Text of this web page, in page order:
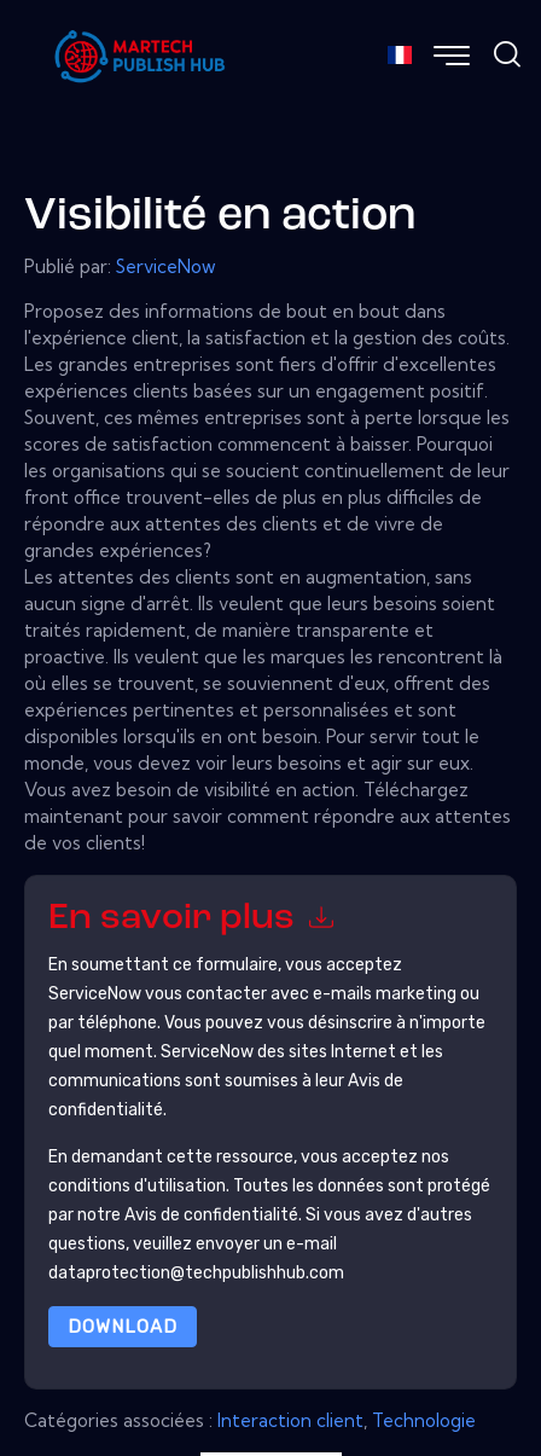
Visibilité en action
Publié par: ServiceNow
Proposez des informations de bout en bout dans
l'expérience client, la satisfaction et la gestion des coûts.
Les grandes entreprises sont fiers d'offrir d'excellentes
expériences clients basées sur un engagement positif.
Souvent, ces mêmes entreprises sont à perte lorsque les
scores de satisfaction commencent à baisser. Pourquoi
les organisations qui se soucient continuellement de leur
front office trouvent-elles de plus en plus difficiles de
répondre aux attentes des clients et de vivre de
grandes expériences?
Les attentes des clients sont en augmentation, sans
aucun signe d'arrêt. Ils veulent que leurs besoins soient
traités rapidement, de manière transparente et
proactive. Ils veulent que les marques les rencontrent là
où elles se trouvent, se souviennent d'eux, offrent des
expériences pertinentes et personnalisées et sont
disponibles lorsqu'ils en ont besoin. Pour servir tout le
monde, vous devez voir leurs besoins et agir sur eux.
Vous avez besoin de visibilité en action. Téléchargez
maintenant pour savoir comment répondre aux attentes
de vos clients!
En savoir plus
En soumettant ce formulaire, vous acceptez
ServiceNowvous contacter avec e-mails marketing ou
par téléphone. Vous pouvez vous désinscrire à n'importe
quel moment. ServiceNowdes sites Internet et les
communications sont soumises à leur Avis de
confidentialité.
En demandant cette ressource, vous acceptez nos
conditions d'utilisation. Toutes les données sont protégé
par notre Avis de confidentialité. Si vous avez d'autres
questions, veuillez envoyer un e-mail
dataprotection@techpublishhub.com
DOWNLOAD
Catégories associées : Interaction client Technologie